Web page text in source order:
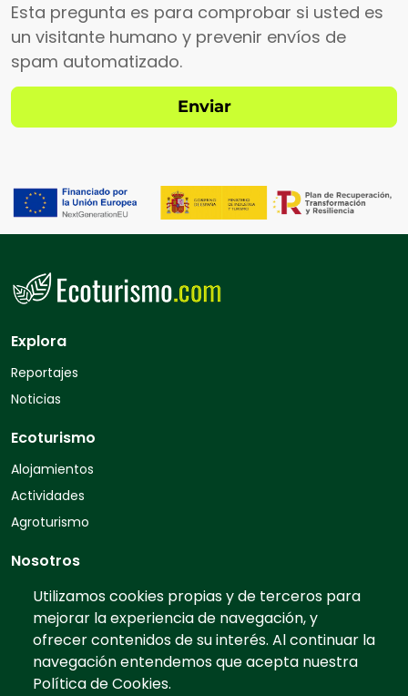
Esta pregunta es para comprobar si usted es
un visitante humano y prevenir envíos de
spam automatizado.
Utilizamos cookies propias y de terceros para
mejorar la experiencia de navegación, y
ofrecer contenidos de su interés. Al continuar la
navegación entendemos que acepta nuestra
Política de Cookies.
Explora
Reportajes
Noticias
Ecoturismo
Alojamientos
Actividades
Agroturismo
Nosotros
Quiénes somos
Contacto
Preguntas frecuentes
Tarifas